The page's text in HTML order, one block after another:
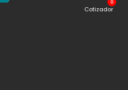
0
Cotizador